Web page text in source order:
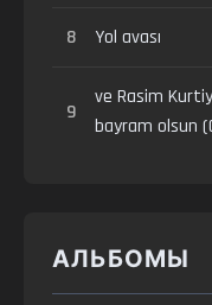
8 Yol avası
9
ve Rasim
bayram olsun
АЛЬБОМЫ